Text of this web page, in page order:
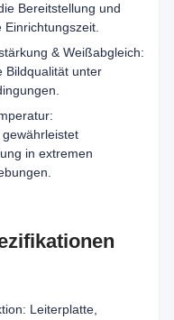
Bereitstellung und
& Weißabgleich:
Bildqualität unter
gewährleistet
in extremen
Leiterplatte,